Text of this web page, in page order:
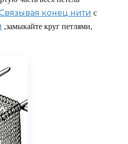
конец нити с
,замыкайте круг петлями,